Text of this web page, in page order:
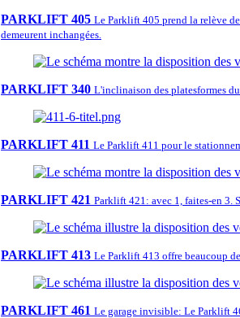
PARKLIFT 405 Le Parklift 405 prend la relève
demeurent inchangées.
PARKLIFT 340 L'inclinaison des platesformes
PARKLIFT 411 Le Parklift 411 pour le
PARKLIFT 421 Parklift 421: avec 1, faites-en 3.
PARKLIFT 413 Le Parklift 413 offre beaucoup
PARKLIFT 461 Le garage invisible: Le Parklift